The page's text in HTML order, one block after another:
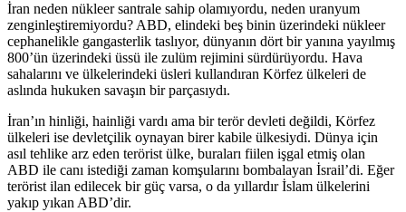
İran neden nükleer santrale sahip olamıyordu, neden uranyum
zenginleştiremiyordu? ABD, elindeki beş binin üzerindeki nükleer
cephanelikle gangasterlik taslıyor, dünyanın dört bir yanına yayılmış
800’ün üzerindeki üssü ile zulüm rejimini sürdürüyordu. Hava
sahalarını ve ülkelerindeki üsleri kullandıran Körfez ülkeleri de
aslında hukuken savaşın bir parçasıydı.
İran’ın hinliği, hainliği vardı ama bir terör devleti değildi, Körfez
ülkeleri ise devletçilik oynayan birer kabile ülkesiydi. Dünya için
asıl tehlike arz eden terörist ülke, buraları fiilen işgal etmiş olan
ABD ile canı istediği zaman komşularını bombalayan İsrail’di. Eğer
terörist ilan edilecek bir güç varsa, o da yıllardır İslam ülkelerini
yakıp yıkan ABD’dir.